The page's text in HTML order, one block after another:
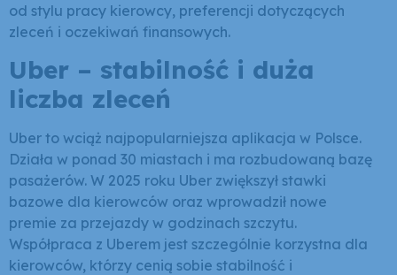
od stylu pracy kierowcy, preferencji dotyczących
zleceń i oczekiwań finansowych.
Uber – stabilność i duża
liczba zleceń
Uber to wciąż najpopularniejsza aplikacja w Polsce.
Działa w ponad 30 miastach i ma rozbudowaną bazę
pasażerów. W 2025 roku Uber zwiększył stawki
bazowe dla kierowców oraz wprowadził nowe
premie za przejazdy w godzinach szczytu.
Współpraca z Uberem jest szczególnie korzystna dla
kierowców, którzy cenią sobie stabilność i